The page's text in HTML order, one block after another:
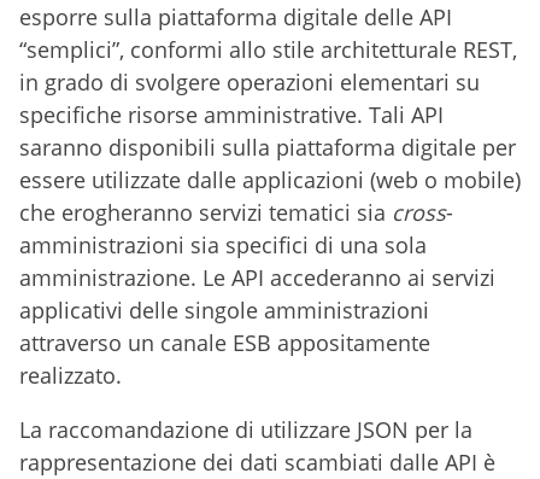
esporre sulla piattaforma digitale delle API
“semplici”, conformi allo stile architetturale REST,
in grado di svolgere operazioni elementari su
specifiche risorse amministrative. Tali API
saranno disponibili sulla piattaforma digitale per
essere utilizzate dalle applicazioni (web o mobile)
che erogheranno servizi tematici sia cross-
amministrazioni sia specifici di una sola
amministrazione. Le API accederanno ai servizi
applicativi delle singole amministrazioni
attraverso un canale ESB appositamente
realizzato.
La raccomandazione di utilizzare JSON per la
rappresentazione dei dati scambiati dalle API è